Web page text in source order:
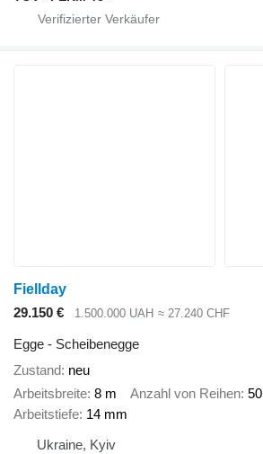
Fiellday
29.150 €
1.500.000 UAH ≈ 27.240 CHF
Egge - Scheibenegge
Zustand neu
Arbeitsbreite 8 m Anzahl von Reihen 50
Arbeitstiefe 14 mm
Ukraine, Kyiv